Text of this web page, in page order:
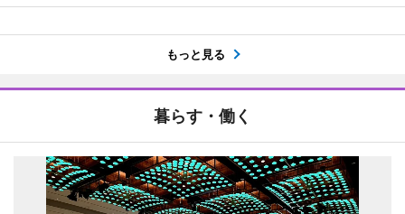
もっと見る
暮らす・働く